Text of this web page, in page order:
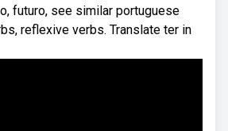
futuro, see similar portuguese
reflexive verbs. Translate ter in